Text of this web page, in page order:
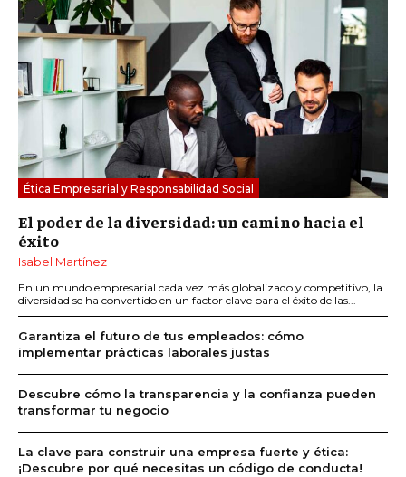
Ética Empresarial y Responsabilidad Social
El poder de la diversidad: un camino hacia el
éxito
Isabel Martínez
En un mundo empresarial cada vez más globalizado y competitivo, la
diversidad se ha convertido en un factor clave para el éxito de las...
Garantiza el futuro de tus empleados: cómo
implementar prácticas laborales justas
Descubre cómo la transparencia y la confianza pueden
transformar tu negocio
La clave para construir una empresa fuerte y ética:
¡Descubre por qué necesitas un código de conducta!